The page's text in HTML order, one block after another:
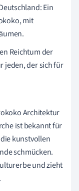
Ein
mit
Reichtum der
jeden, der sich für
Architektur
ist bekannt für
kunstvollen
schmücken.
und zieht